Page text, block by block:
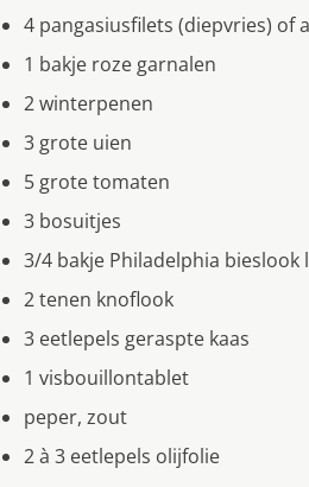
4 pangasiusfilets (diepvries) of
1 bakje roze garnalen
2 winterpenen
3 grote uien
5 grote tomaten
3 bosuitjes
3/4 bakje Philadelphia bieslook
2 tenen knoflook
3 eetlepels geraspte kaas
1 visbouillontablet
peper, zout
2 à 3 eetlepels olĳfolie